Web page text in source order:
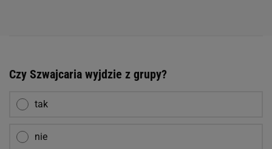
Czy Szwajcaria wyjdzie z grupy?
tak
nie